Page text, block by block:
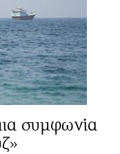
συμφωνία